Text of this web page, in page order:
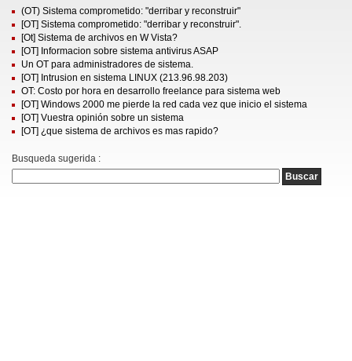
(OT) Sistema comprometido: "derribar y reconstruir"
[OT] Sistema comprometido: "derribar y reconstruir".
[Ot] Sistema de archivos en W Vista?
[OT] Informacion sobre sistema antivirus ASAP
Un OT para administradores de sistema.
[OT] Intrusion en sistema LINUX (213.96.98.203)
OT: Costo por hora en desarrollo freelance para sistema web
[OT] Windows 2000 me pierde la red cada vez que inicio el sistema
[OT] Vuestra opinión sobre un sistema
[OT] ¿que sistema de archivos es mas rapido?
Busqueda sugerida :